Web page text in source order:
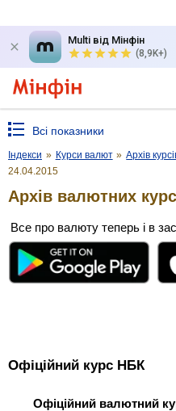
Multi від Мінфін
(8,9K+)
Всі показники
Індекси » Курси валют » Архів
24.04.2015
Архів валютних
Все про валюту теперь і в
Офіційний курс НБК
Офіційний валютний